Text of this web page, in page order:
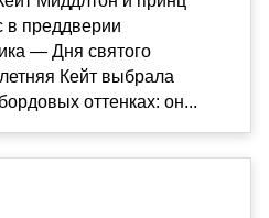
в преддверии
— Дня святого
Кейт выбрала
оттенках: он...